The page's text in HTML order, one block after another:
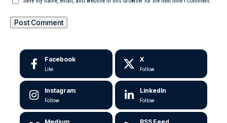
Facebook
Like
X
Follow
Instagram
Follow
LinkedIn
Follow